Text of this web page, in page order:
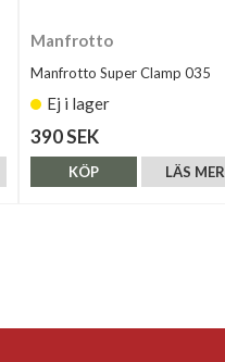
Manfrotto
Manfrotto Super Clamp 035
Ej i lager
390 SEK
LÄS MER
KÖP